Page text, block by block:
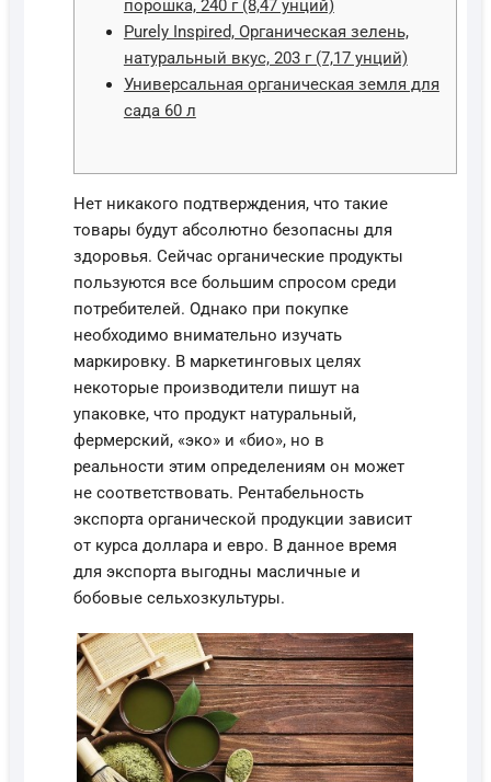
порошка, 240 г (8,47 унций)
Purely Inspired, Органическая зелень,
натуральный вкус, 203 г (7,17 унций)
Универсальная органическая земля для
сада 60 л
Нет никакого подтверждения, что такие
товары будут абсолютно безопасны для
здоровья. Сейчас органические продукты
пользуются все большим спросом среди
потребителей. Однако при покупке
необходимо внимательно изучать
маркировку. В маркетинговых целях
некоторые производители пишут на
упаковке, что продукт натуральный,
фермерский, «эко» и «био», но в
реальности этим определениям он может
не соответствовать. Рентабельность
экспорта органической продукции зависит
от курса доллара и евро. В данное время
для экспорта выгодны масличные и
бобовые сельхозкультуры.